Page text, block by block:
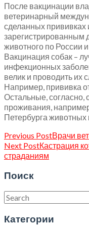
После вакцинации
ветеринарный
сделанных прививках
зарегистрированным
животного по России
Вакцинация собак –
инфекционных
велик и проводить их
Например, прививка
Остальные, согласно,
проживания,
Петербурга животных
Previous PostВрачи
Next PostКастрация
страданиям
Поиск
Категории